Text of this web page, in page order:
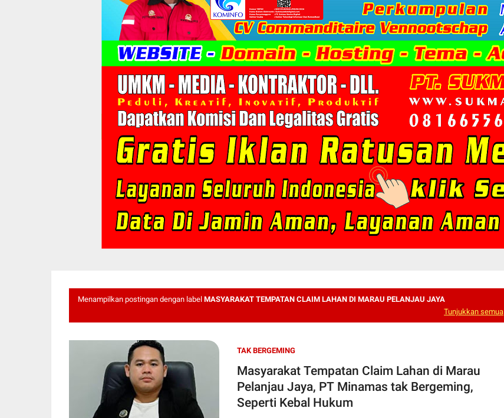
Menampilkan postingan dengan label MASYARAKAT TEMPATAN CLAIM LAHAN DI MARAU PELANJAU JAYA
Tunjukkan semua
TAK BERGEMING
Masyarakat Tempatan Claim Lahan di Marau
Pelanjau Jaya, PT Minamas tak Bergeming,
Seperti Kebal Hukum